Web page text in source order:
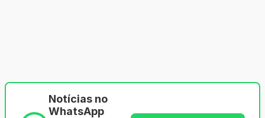
Notícias no
WhatsApp